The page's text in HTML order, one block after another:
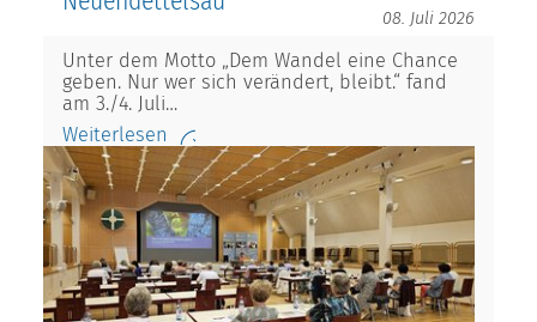
08. Juli 2026
Unter dem Motto „Dem Wandel eine Chance
geben. Nur wer sich verändert, bleibt.“ fand
am 3./4. Juli…
Weiterlesen